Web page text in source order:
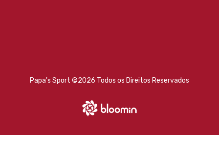
Papa's Sport ©2026 Todos os Direitos Reservados